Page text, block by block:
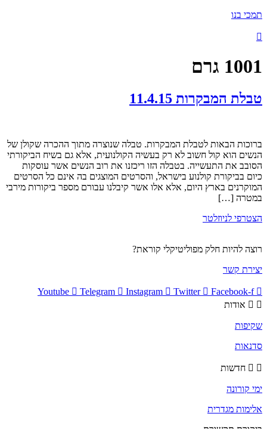
תמכי בנו
1001 גרם
טבלת המבקרות 11.4.15
ברוכות הבאות לטבלת המבקרות. טבלה שנוצרה מתוך ההכרה שקולן של
הנשים הוא קול חשוב לא רק בעשיה הקולנועית, אלא גם בשיח הביקורתי
הסובב את התעשייה. בטבלה הזו ריכזנו את רוב הנשים אשר עוסקות
כיום בביקורת קולנוע בישראל, והסרטים המוצגים בה אינם כל הסרטים
המוקרנים בארץ היום, אלא אלו אשר קיבלנו עבורם מספר ביקורות מירבי
במטרה […]
הצטרפי לניוזלטר
רוצה להיות חלק מפוליטיקלי קוראת?
יצירת קשר
Youtube Telegram Instagram Twitter
Facebook-f
אודות
שקיפות
סדנאות
חדשות
ימי קורונה
אלימות מגדרית